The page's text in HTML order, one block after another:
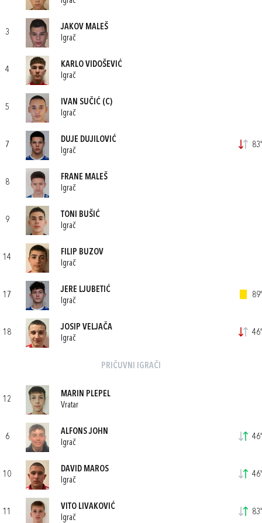
3
JAKOV MALEŠ
Igrač
4
KARLO VIDOŠEVIĆ
Igrač
5
IVAN SUČIĆ (C)
Igrač
7
DUJE DUJILOVIĆ
Igrač
83'
8
FRANE MALEŠ
Igrač
9
TONI BUŠIĆ
Igrač
14
FILIP BUZOV
Igrač
17
JERE LJUBETIĆ
Igrač
89'
18
JOSIP VELJAČA
Igrač
46'
PRIČUVNI IGRAČI
12
MARIN PLEPEL
Vratar
6
ALFONS JOHN
Igrač
46'
10
DAVID MAROS
Igrač
46'
11
VITO LIVAKOVIĆ
Igrač
83'